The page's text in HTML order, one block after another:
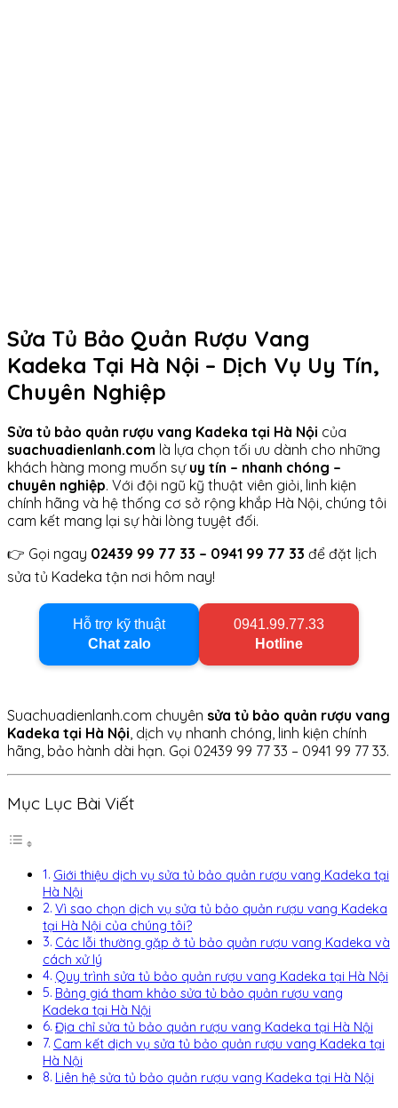
Sửa Tủ Bảo Quản Rượu Vang
Kadeka Tại Hà Nội – Dịch Vụ Uy Tín,
Chuyên Nghiệp
Sửa tủ bảo quản rượu vang Kadeka tại Hà Nội của
suachuadienlanh.com là lựa chọn tối ưu dành cho những
khách hàng mong muốn sự uy tín – nhanh chóng –
chuyên nghiệp. Với đội ngũ kỹ thuật viên giỏi, linh kiện
chính hãng và hệ thống cơ sở rộng khắp Hà Nội, chúng tôi
cam kết mang lại sự hài lòng tuyệt đối.
👉 Gọi ngay 02439 99 77 33 – 0941 99 77 33 để đặt lịch
sửa tủ Kadeka tận nơi hôm nay!
Hỗ trợ kỹ thuật
Chat zalo
0941.99.77.33
Hotline
Suachuadienlanh.com chuyên sửa tủ bảo quản rượu vang
Kadeka tại Hà Nội , dịch vụ nhanh chóng, linh kiện chính
hãng, bảo hành dài hạn. Gọi 02439 99 77 33 – 0941 99 77 33.
Mục Lục Bài Viết
Giới thiệu dịch vụ sửa tủ bảo quản rượu vang Kadeka tại
Hà Nội
Vì sao chọn dịch vụ sửa tủ bảo quản rượu vang Kadeka
tại Hà Nội của chúng tôi?
Các lỗi thường gặp ở tủ bảo quản rượu vang Kadeka và
cách xử lý
Quy trình sửa tủ bảo quản rượu vang Kadeka tại Hà Nội
Bảng giá tham khảo sửa tủ bảo quản rượu vang
Kadeka tại Hà Nội
Địa chỉ sửa tủ bảo quản rượu vang Kadeka tại Hà Nội
Cam kết dịch vụ sửa tủ bảo quản rượu vang Kadeka tại
Hà Nội
Liên hệ sửa tủ bảo quản rượu vang Kadeka tại Hà Nội